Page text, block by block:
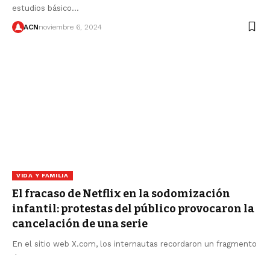
estudios básico…
ACNnoviembre 6, 2024
VIDA Y FAMILIA
El fracaso de Netflix en la sodomización
infantil: protestas del público provocaron la
cancelación de una serie
En el sitio web X.com, los internautas recordaron un fragmento